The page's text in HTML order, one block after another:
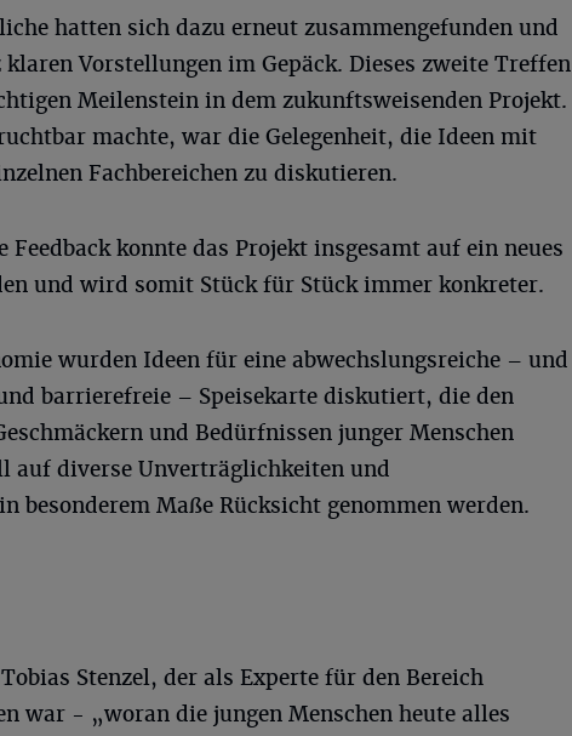
hatten sich dazu erneut zusammengefunden und
Vorstellungen im Gepäck. Dieses zweite Treffen
Meilenstein in dem zukunftsweisenden Projekt.
machte, war die Gelegenheit, die Ideen mit
Fachbereichen zu diskutieren.
konnte das Projekt insgesamt auf ein neues
und wird somit Stück für Stück immer konkreter.
wurden Ideen für eine abwechslungsreiche – und
barrierefreie – Speisekarte diskutiert, die den
und Bedürfnissen junger Menschen
auf diverse Unverträglichkeiten und
besonderem Maße Rücksicht genommen werden.
Stenzel, der als Experte für den Bereich
war - „woran die jungen Menschen heute alles